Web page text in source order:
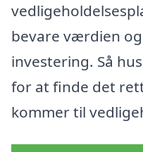
bevare værdien
investering. Så
for at finde det
kommer til